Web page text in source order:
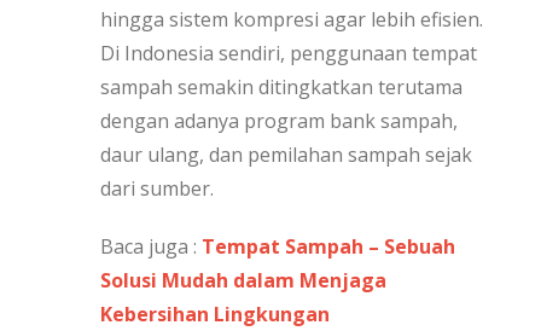
hingga sistem kompresi agar lebih efisien.
Di Indonesia sendiri, penggunaan tempat
sampah semakin ditingkatkan terutama
dengan adanya program bank sampah,
daur ulang, dan pemilahan sampah sejak
dari sumber.
Baca juga : Tempat Sampah – Sebuah
Solusi Mudah dalam Menjaga
Kebersihan Lingkungan